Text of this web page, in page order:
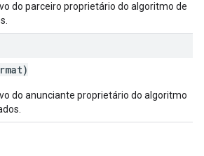
do parceiro proprietário do algoritmo de
do anunciante proprietário do algoritmo